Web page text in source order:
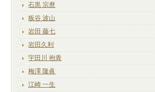
石黒 宗麿
板谷 波山
岩田 藤七
岩田久利
宇田川 抱青
梅澤 隆眞
江崎 一生